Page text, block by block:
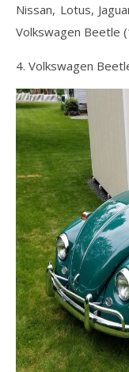
Nissan, Lotus,
Volkswagen Beetle
4. Volkswagen